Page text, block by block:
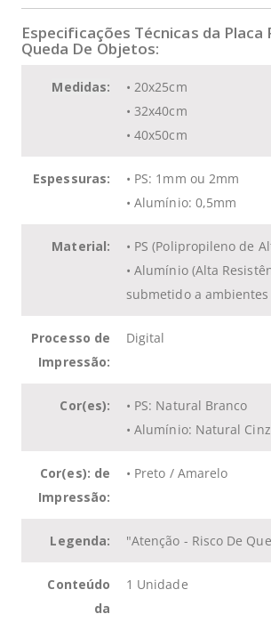
Especificações Técnicas da Placa
Queda De Objetos:
Medidas:
• 20x25cm
• 32x40cm
• 40x50cm
Espessuras:
• PS: 1mm ou 2mm
• Alumínio: 0,5mm
Material:
• PS (Polipropileno de
• Alumínio (Alta
submetido a
Processo de
Impressão:
Digital
Cor(es):
• PS: Natural Branco
• Alumínio: Natural
Cor(es): de
Impressão:
• Preto / Amarelo
Legenda: "Atenção - Risco De
Conteúdo
da
1 Unidade